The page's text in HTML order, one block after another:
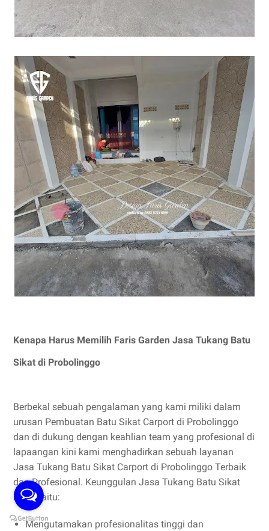
Kenapa Harus Memilih Faris Garden Jasa Tukang Batu
Sikat di Probolinggo
Berbekal sebuah pengalaman yang kami miliki dalam
urusan Pembuatan Batu Sikat Carport di Probolinggo
dan di dukung dengan keahlian team yang profesional di
lapaangan kini kami menghadirkan sebuah layanan
Jasa Tukang Batu Sikat Carport di Probolinggo Terbaik
dan Profesional. Keunggulan Jasa Tukang Batu Sikat
kami yaitu:
Mengutamakan profesionalitas tinggi dan